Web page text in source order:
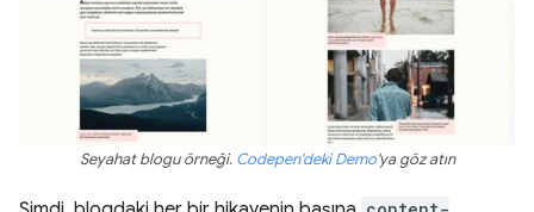
Seyahat blogu örneği. Codepen'deki Demo'ya göz atın